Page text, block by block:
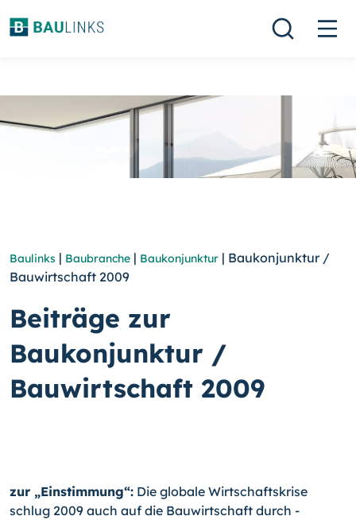
Baulinks | Baubranche | Baukonjunktur | Baukonjunktur /
Bauwirtschaft 2009
Beiträge zur
Baukonjunktur /
Bauwirtschaft 2009
zur „Einstimmung“: Die globale Wirtschaftskrise
schlug 2009 auch auf die Bauwirt­schaft durch -